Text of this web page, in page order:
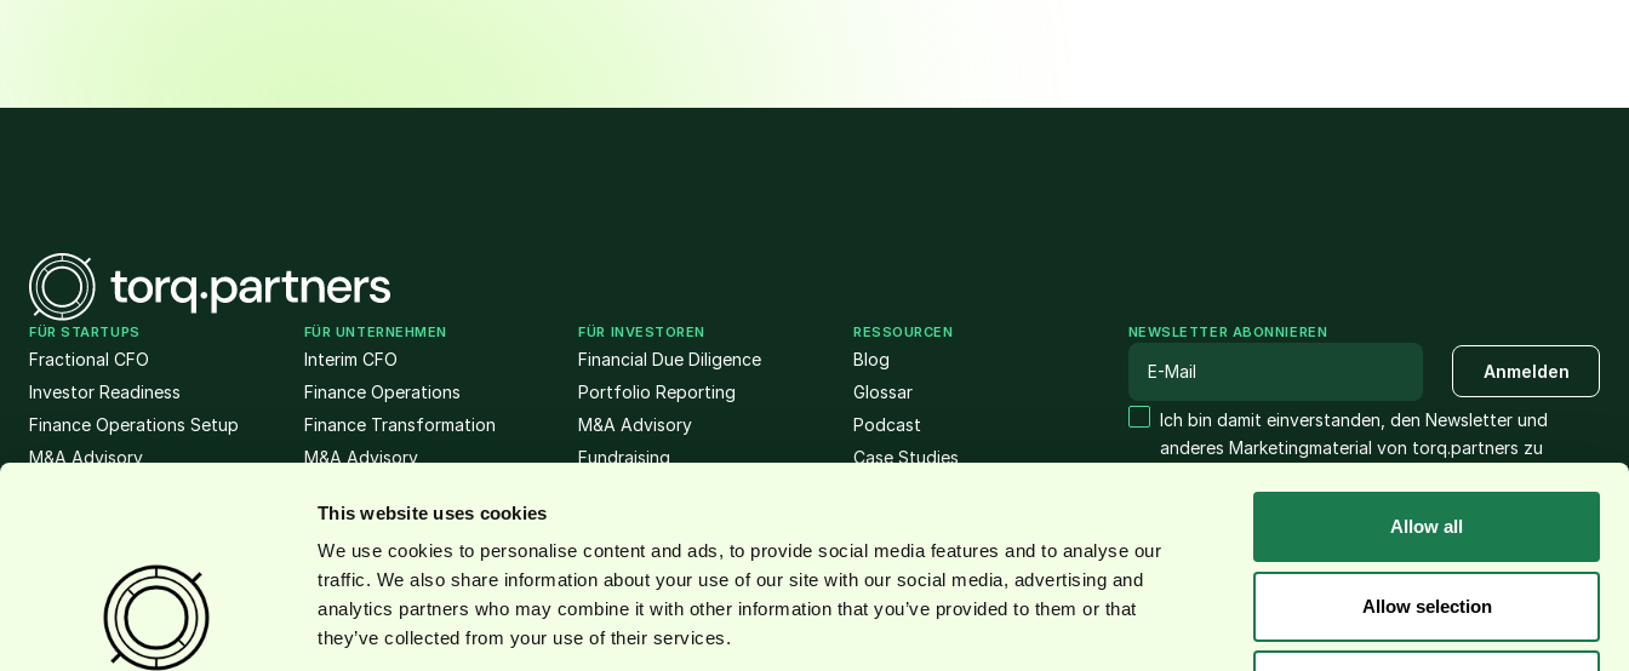
This website uses cookies
We use cookies to personalise content and ads, to provide social media features and to analyse our
traffic. We also share information about your use of our site with our social media, advertising and
analytics partners who may combine it with other information that you’ve provided to them or that
they’ve collected from your use of their services.
Allow all
Allow selection
FÜR STARTUPS
Fractional CFO
Investor Readiness
Finance Operations Setup
M&A Advisory
FÜR UNTERNEHMEN
Interim CFO
Finance Operations
Finance Transformation
M&A Advisory
FÜR INVESTOREN
Financial Due Diligence
Portfolio Reporting
M&A Advisory
Fundraising
RESSOURCEN
Blog
Glossar
Podcast
Case Studies
NEWSLETTER ABONNIEREN
Ich bin damit einverstanden, den Newsletter und
anderes Marketingmaterial von torq.partners zu
© 2026 torq.partners Alle Rechte vorbehalten.
ImpressumDatenschutz